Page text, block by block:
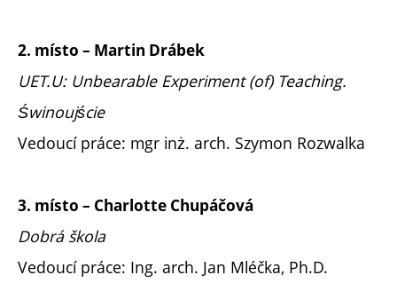
2. místo – Martin Drábek
UET.U: Unbearable Experiment (of) Teaching.
Świnoujście
Vedoucí práce: mgr inż. arch. Szymon Rozwalka
3. místo – Charlotte Chupáčová
Dobrá škola
Vedoucí práce: Ing. arch. Jan Mléčka, Ph.D.